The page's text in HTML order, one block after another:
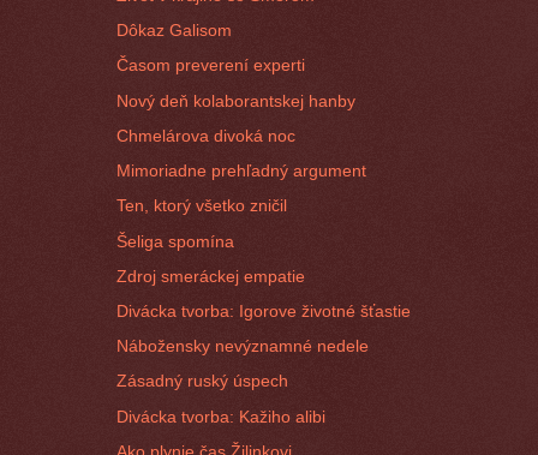
Dôkaz Galisom
Časom preverení experti
Nový deň kolaborantskej hanby
Chmelárova divoká noc
Mimoriadne prehľadný argument
Ten, ktorý všetko zničil
Šeliga spomína
Zdroj smeráckej empatie
Divácka tvorba: Igorove životné šťastie
Nábožensky nevýznamné nedele
Zásadný ruský úspech
Divácka tvorba: Kažiho alibi